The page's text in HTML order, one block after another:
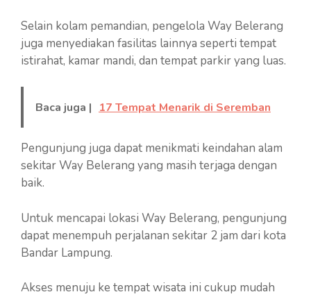
Selain kolam pemandian, pengelola Way Belerang
juga menyediakan fasilitas lainnya seperti tempat
istirahat, kamar mandi, dan tempat parkir yang luas.
Baca juga | 17 Tempat Menarik di Seremban
Pengunjung juga dapat menikmati keindahan alam
sekitar Way Belerang yang masih terjaga dengan
baik.
Untuk mencapai lokasi Way Belerang, pengunjung
dapat menempuh perjalanan sekitar 2 jam dari kota
Bandar Lampung.
Akses menuju ke tempat wisata ini cukup mudah